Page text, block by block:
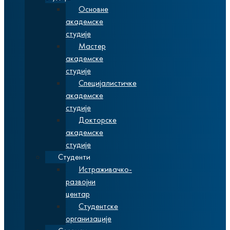
Основне
академске
студије
Мастер
академске
студије
Специјалистичке
академске
студије
Докторске
академске
студије
Студенти
Истраживачко-
развојни
центар
Студентске
организације